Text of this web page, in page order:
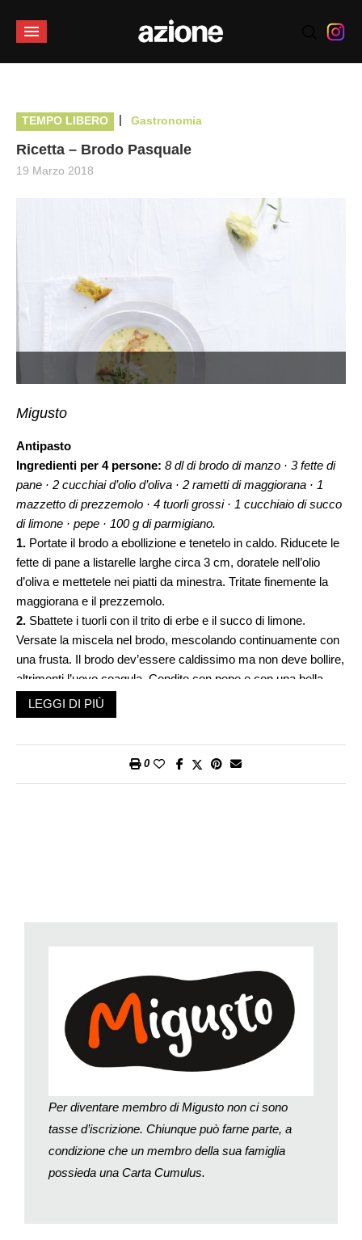
TEMPO LIBERO | Gastronomia
Ricetta – Brodo Pasquale
19 Marzo 2018
Migusto
Antipasto
Ingredienti per 4 persone: 8 dl di brodo di manzo · 3 fette di
pane · 2 cucchiai d’olio d’oliva · 2 rametti di maggiorana · 1
mazzetto di prezzemolo · 4 tuorli grossi · 1 cucchiaio di succo
di limone · pepe · 100 g di parmigiano.
1. Portate il brodo a ebollizione e tenetelo in caldo. Riducete le
fette di pane a listarelle larghe circa 3 cm, doratele nell’olio
d’oliva e mettetele nei piatti da minestra. Tritate finemente la
maggiorana e il prezzemolo.
2. Sbattete i tuorli con il trito di erbe e il succo di limone.
Versate la miscela nel brodo, mescolando continuamente con
una frusta. Il brodo dev’essere caldissimo ma non deve bollire,
altrimenti l’uovo coagula. Condite con pepe e con una bella
manciata di parmigiano grattugiato fresco. Servite subito.
Preparazione:circa 20 minuti.
carboidrati, 300 kcal/1250 kJ.
LEGGI DI PIÙ
0
Per diventare membro di Migusto non ci sono
tasse d’iscrizione. Chiunque può farne parte, a
condizione che un membro della sua famiglia
possieda una Carta Cumulus.